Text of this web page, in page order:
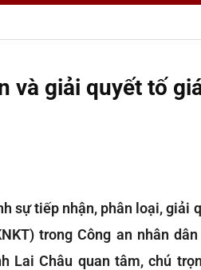
và giải quyết tố
sự tiếp nhận, phân loại, giải
trong Công an nhân
Lai Châu quan tâm, chú